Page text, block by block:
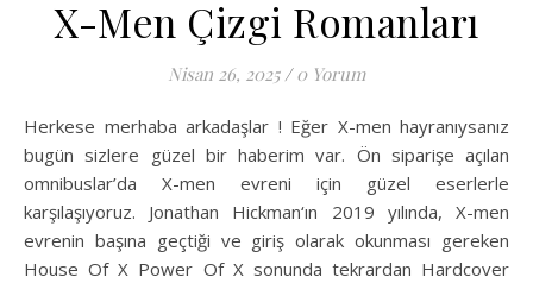
X-Men Çizgi Romanları
Nisan 26, 2025 / 0 Yorum
Herkese merhaba arkadaşlar ! Eğer X-men hayranıysanız
bugün sizlere güzel bir haberim var. Ön siparişe açılan
omnibuslar’da X-men evreni için güzel eserlerle
karşılaşıyoruz. Jonathan Hickman‘ın 2019 yılında, X-men
evrenin başına geçtiği ve giriş olarak okunması gereken
House Of X Power Of X sonunda tekrardan Hardcover